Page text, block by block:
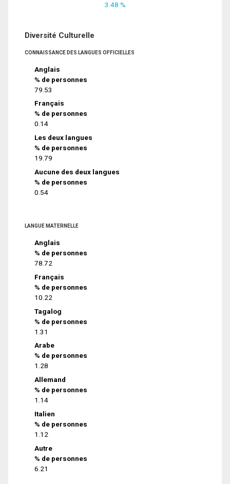
3.48 %
Diversité Culturelle
CONNAISSANCE DES LANGUES OFFICIELLES
Anglais
% de personnes
79.53
Français
% de personnes
0.14
Les deux langues
% de personnes
19.79
Aucune des deux langues
% de personnes
0.54
LANGUE MATERNELLE
Anglais
% de personnes
78.72
Français
% de personnes
10.22
Tagalog
% de personnes
1.31
Arabe
% de personnes
1.28
Allemand
% de personnes
1.14
Italien
% de personnes
1.12
Autre
% de personnes
6.21